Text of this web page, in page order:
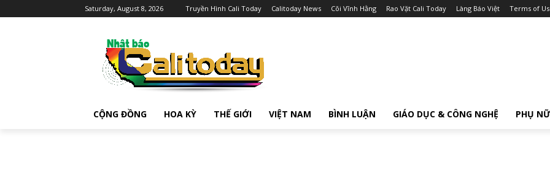
Saturday, August 8, 2026 Truyền Hình Cali Today Calitoday News Cõi Vĩnh Hằng Rao Vặt Cali Today Làng Báo Việt Terms of
CỘNG ĐỒNG HOA KỲ THẾ GIỚI VIỆT NAM BÌNH LUẬN GIÁO DỤC & CÔNG NGHỆ PHỤ NỮ